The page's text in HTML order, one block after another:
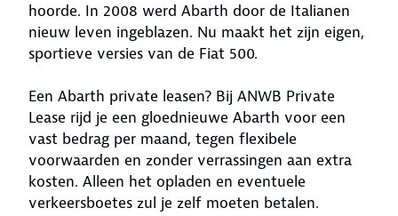
hoorde. In 2008 werd Abarth door de Italianen
nieuw leven ingeblazen. Nu maakt het zijn eigen,
sportieve versies van de Fiat 500.
Een Abarth private leasen? Bij ANWB Private
Lease rijd je een gloednieuwe Abarth voor een
vast bedrag per maand, tegen flexibele
voorwaarden en zonder verrassingen aan extra
kosten. Alleen het opladen en eventuele
verkeersboetes zul je zelf moeten betalen.